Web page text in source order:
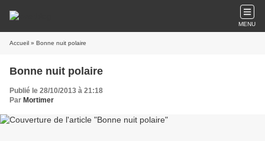
MENU
Accueil » Bonne nuit polaire
Bonne nuit polaire
Publié le 28/10/2013 à 21:18
Par Mortimer